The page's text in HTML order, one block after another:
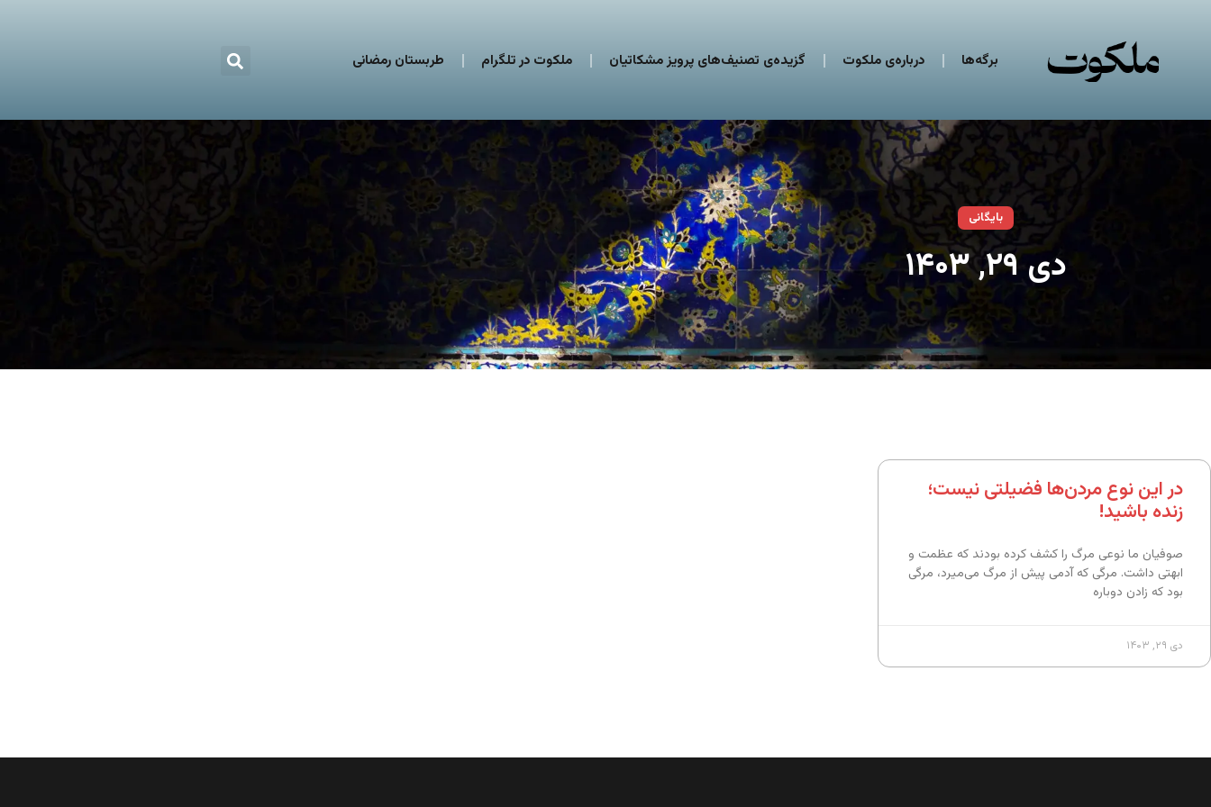
برگه‌ها درباره‌ی ملکوت گزیده‌ی تصنیف‌های پرویز مشکاتیان ملکوت در تلگرام طربستان رمضانی
بایگانی
دی ۲۹, ۱۴۰۳
در این نوع مردن‌ها فضیلتی نیست؛
زنده باشید!
صوفیان ما نوعی مرگ را کشف کرده بودند که عظمت و
ابهتی داشت. مرگی که آدمی پیش از مرگ می‌میرد، مرگی
بود که زادن دوباره
دی ۲۹, ۱۴۰۳